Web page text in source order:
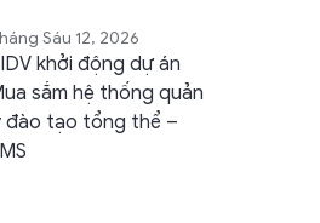
Sáu 12, 2026
khởi động dự án
sắm hệ thống quản
đào tạo tổng thể –